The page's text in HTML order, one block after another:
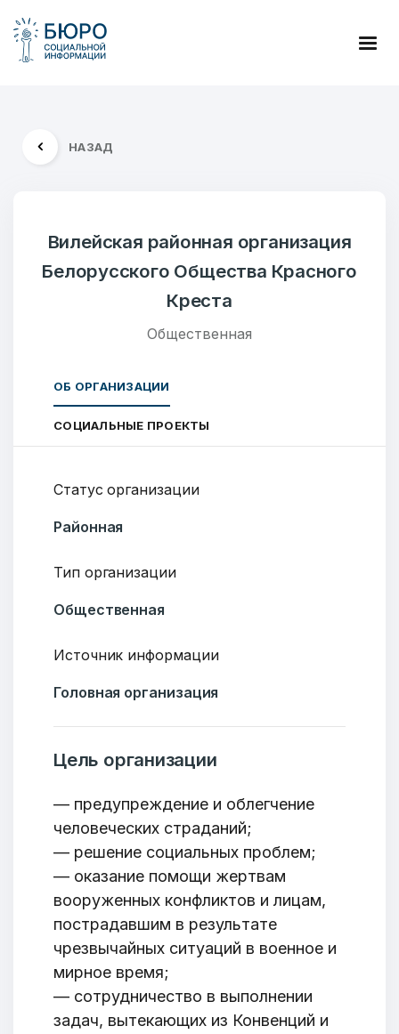
НАЗАД
Вилейская районная организация
Белорусского Общества Красного
Креста
Общественная
ОБ ОРГАНИЗАЦИИ
СОЦИАЛЬНЫЕ ПРОЕКТЫ
Статус организации
Районная
Тип организации
Общественная
Источник информации
Головная организация
Цель организации
— предупреждение и облегчение
человеческих страданий;
— решение социальных проблем;
— оказание помощи жертвам
вооруженных конфликтов и лицам,
пострадавшим в результате
чрезвычайных ситуаций в военное и
мирное время;
— сотрудничество в выполнении
задач, вытекающих из Конвенций и